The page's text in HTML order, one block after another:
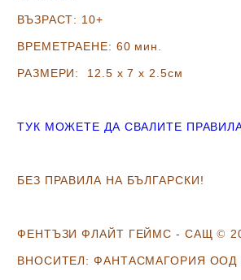
ВЪЗРАСТ: 10+
ВРЕМЕТРАЕНЕ: 60 мин.
РАЗМЕРИ: 12.5 х 7 х 2.5см
ТУК МОЖЕТЕ ДА СВАЛИТЕ
БЕЗ ПРАВИЛА НА БЪЛГАРСКИ!
ФЕНТЪЗИ ФЛАЙТ ГЕЙМС - САЩ©
ВНОСИТЕЛ: ФАНТАСМАГОРИЯ ООД